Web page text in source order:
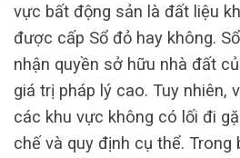
vực bất động sản là đất liệu
được cấp Sổ đỏ hay không.
nhận quyền sở hữu nhà đất
giá trị pháp lý cao. Tuy nhiên,
các khu vực không có lối đi
chế và quy định cụ thể. Trong